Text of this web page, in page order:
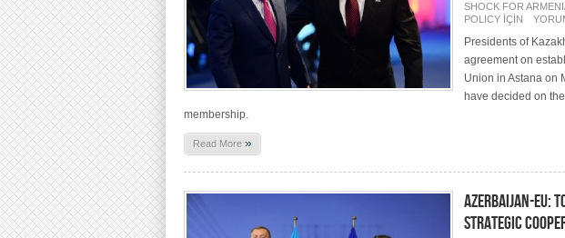
SHOCK FOR
POLICY IÇIN
Presidents of
agreement on
Union in Astana on
have decided on
membership.
Read More »
AZERBAIJAN-EU:
STRATEGIC